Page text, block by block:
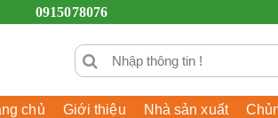
0915078076
chủ Giới thiệu Nhà sản xuất